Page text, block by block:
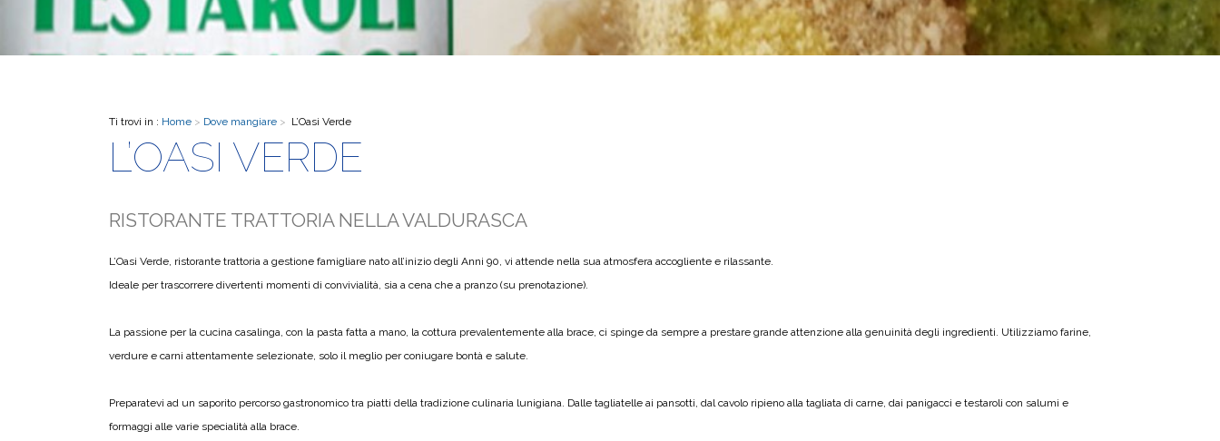
Ti trovi in : Home > Dove mangiare > L’Oasi Verde
L’OASI VERDE
RISTORANTE TRATTORIA NELLA VALDURASCA
L’Oasi Verde, ristorante trattoria a gestione famigliare nato all’inizio degli Anni 90, vi attende nella sua atmosfera accogliente e rilassante.
Ideale per trascorrere divertenti momenti di convivialità, sia a cena che a pranzo (su prenotazione).
La passione per la cucina casalinga, con la pasta fatta a mano, la cottura prevalentemente alla brace, ci spinge da sempre a prestare grande attenzione alla genuinità degli ingredienti. Utilizziamo farine,
verdure e carni attentamente selezionate, solo il meglio per coniugare bontà e salute.
Preparatevi ad un saporito percorso gastronomico tra piatti della tradizione culinaria lunigiana. Dalle tagliatelle ai pansotti, dal cavolo ripieno alla tagliata di carne, dai panigacci e testaroli con salumi e
formaggi alle varie specialità alla brace.